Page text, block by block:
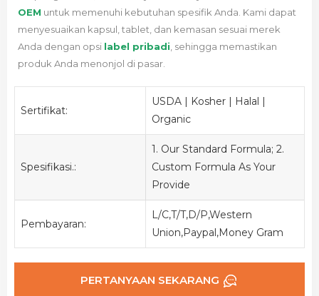
OEM untuk memenuhi kebutuhan spesifik Anda. Kami dapat
menyesuaikan kapsul, tablet, dan kemasan sesuai merek
Anda dengan opsi label pribadi , sehingga memastikan
produk Anda menonjol di pasar.
Sertifikat:
USDA | Kosher | Halal |
Organic
Spesifikasi.:
1. Our Standard Formula; 2.
Custom Formula As Your
Provide
Pembayaran:
L/C,T/T,D/P,Western
Union,Paypal,Money Gram
PERTANYAAN SEKARANG